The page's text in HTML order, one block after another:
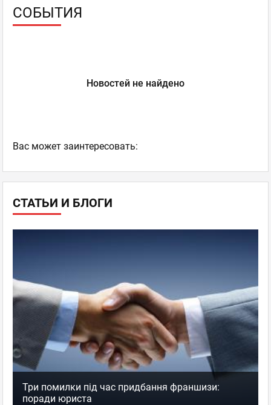
СТАТЬИ И БЛОГИ
Три помилки під час придбання франшизи:
поради юриста
СОБЫТИЯ
Новостей не найдено
Ваc может заинтересовать: